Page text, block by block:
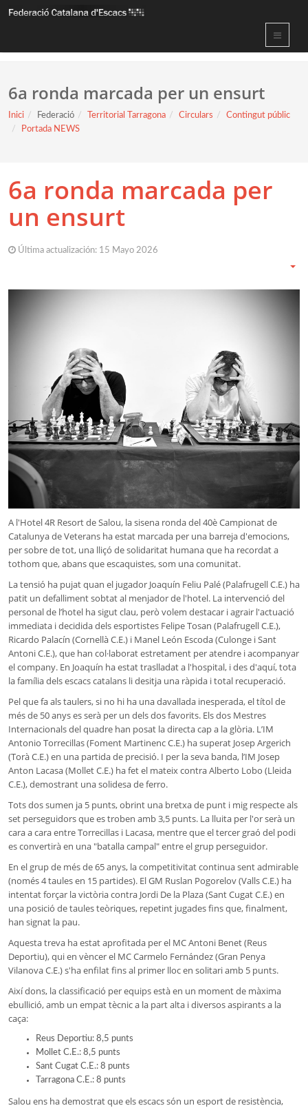
6a ronda marcada per un ensurt
Inici Federació Territorial Tarragona Circulars
Contingut públic
Portada NEWS
6a ronda marcada per
un ensurt
Última actualización: 15 Mayo 2026
A l'Hotel 4R Resort de Salou, la sisena ronda del 40è Campionat de
Catalunya de Veterans ha estat marcada per una barreja d'emocions,
per sobre de tot, una lliçó de solidaritat humana que ha recordat a
tothom que, abans que escaquistes, som una comunitat.
La tensió ha pujat quan el jugador Joaquín Feliu Palé (Palafrugell C.E.) ha
patit un defalliment sobtat al menjador de l'hotel. La intervenció del
personal de l’hotel ha sigut clau, però volem destacar i agrair l'actuació
immediata i decidida dels esportistes Felipe Tosan (Palafrugell C.E.),
Ricardo Palacín (Cornellà C.E.) i Manel León Escoda (Culonge i Sant
Antoni C.E.), que han col·laborat estretament per atendre i acompanyar
el company. En Joaquín ha estat traslladat a l'hospital, i des d'aquí, tota
la família dels escacs catalans li desitja una ràpida i total recuperació.
Pel que fa als taulers, si no hi ha una davallada inesperada, el títol de
més de 50 anys es serà per un dels dos favorits. Els dos Mestres
Internacionals del quadre han posat la directa cap a la glòria. L’IM
Antonio Torrecillas (Foment Martinenc C.E.) ha superat Josep Argerich
(Torà C.E.) en una partida de precisió. I per la seva banda, l’IM Josep
Anton Lacasa (Mollet C.E.) ha fet el mateix contra Alberto Lobo (Lleida
C.E.), demostrant una solidesa de ferro.
Tots dos sumen ja 5 punts, obrint una bretxa de punt i mig respecte als
set perseguidors que es troben amb 3,5 punts. La lluita per l'or serà un
cara a cara entre Torrecillas i Lacasa, mentre que el tercer graó del podi
es convertirà en una "batalla campal" entre el grup perseguidor.
En el grup de més de 65 anys, la competitivitat continua sent admirable
(només 4 taules en 15 partides). El GM Ruslan Pogorelov (Valls C.E.) ha
intentat forçar la victòria contra Jordi De la Plaza (Sant Cugat C.E.) en
una posició de taules teòriques, repetint jugades fins que, finalment,
han signat la pau.
Aquesta treva ha estat aprofitada per el MC Antoni Benet (Reus
Deportiu), qui en vèncer el MC Carmelo Fernández (Gran Penya
Vilanova C.E.) s'ha enfilat fins al primer lloc en solitari amb 5 punts.
Així dons, la classificació per equips està en un moment de màxima
ebullició, amb un empat tècnic a la part alta i diversos aspirants a la
caça:
Reus Deportiu: 8,5 punts
Mollet C.E.: 8,5 punts
Sant Cugat C.E.: 8 punts
Tarragona C.E.: 8 punts
Salou ens ha demostrat que els escacs són un esport de resistència,